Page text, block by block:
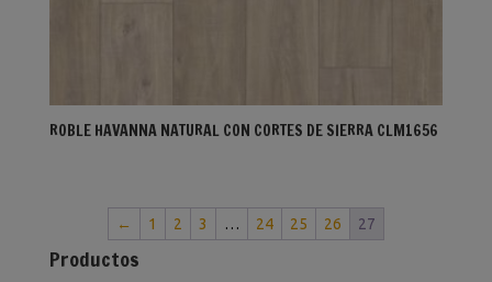
ROBLE HAVANNA NATURAL CON CORTES DE SIERRA CLM1656
← 1 2 3 … 24 25 26 27
Productos